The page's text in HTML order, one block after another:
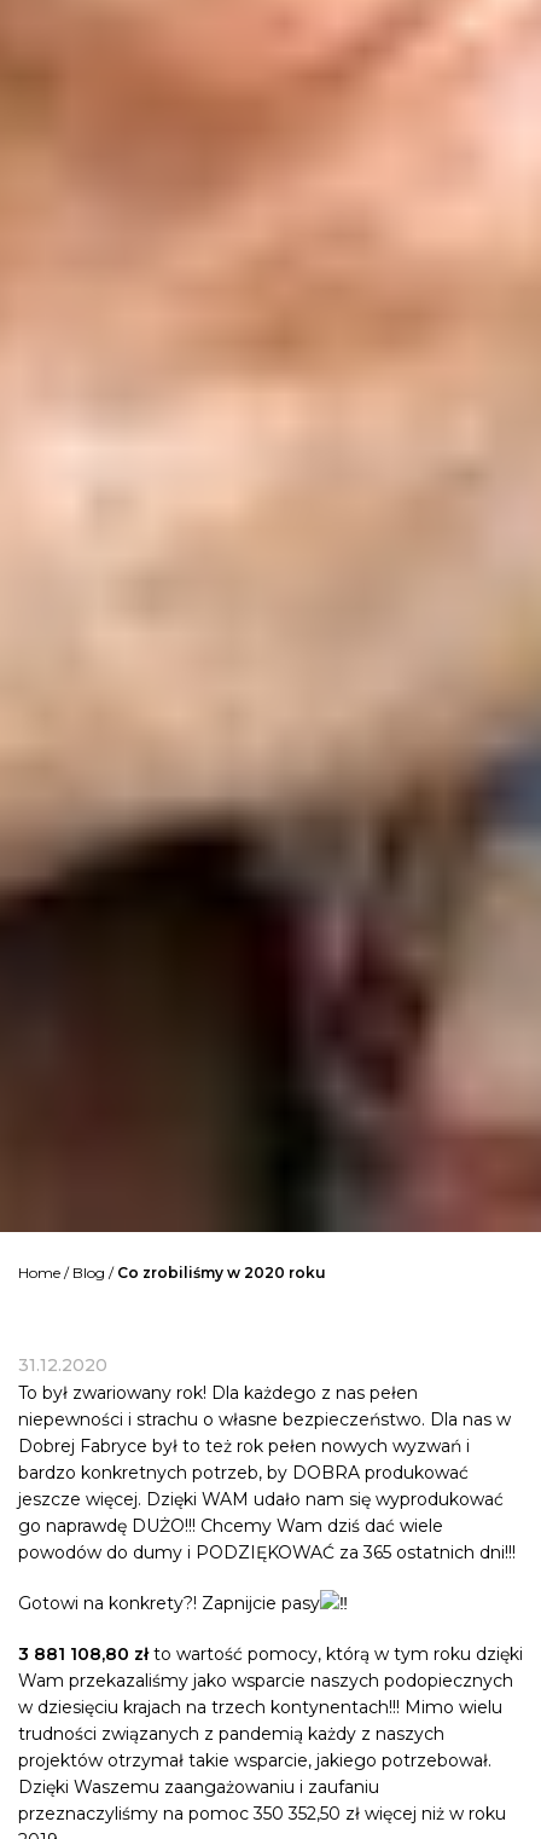
Home / Blog / Co zrobiliśmy w 2020 roku
31.12.2020
To był zwariowany rok! Dla każdego z nas pełen
niepewności i strachu o własne bezpieczeństwo. Dla nas w
Dobrej Fabryce był to też rok pełen nowych wyzwań i
bardzo konkretnych potrzeb, by DOBRA produkować
jeszcze więcej. Dzięki WAM udało nam się wyprodukować
go naprawdę DUŻO!!! Chcemy Wam dziś dać wiele
powodów do dumy i PODZIĘKOWAĆ za 365 ostatnich dni!!!
Gotowi na konkrety?! Zapnijcie pasy
3 881 108,80 złto wartość pomocy, którą w tym roku dzięki
Wam przekazaliśmy jako wsparcie naszych podopiecznych
w dziesięciu krajach na trzech kontynentach!!! Mimo wielu
trudności związanych z pandemią każdy z naszych
projektów otrzymał takie wsparcie, jakiego potrzebował.
Dzięki Waszemu zaangażowaniu i zaufaniu
przeznaczyliśmy na pomoc 350 352,50 zł więcej niż w roku